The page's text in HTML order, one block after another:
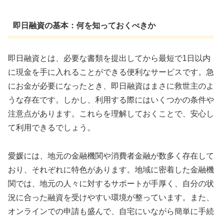
即日融資の基本：何を知っておくべきか
即日融資とは、必要な書類を提出してから最短で1日以内
に現金を手に入れることができる便利なサービスです。急
にお金が必要になったとき、即日融資はまさに救世主のよ
うな存在です。しかし、利用する際にはいくつかの条件や
注意点があります。これらを理解しておくことで、安心し
て利用できるでしょう。
愛媛には、地元の金融機関や消費者金融が数多く存在して
おり、それぞれに特色があります。地域に密着した金融機
関では、地元の人々に対するサポートが手厚く、自分の状
況に合った融資を受けやすい環境が整っています。また、
オンラインでの申請も盛んで、自宅にいながら簡単に手続